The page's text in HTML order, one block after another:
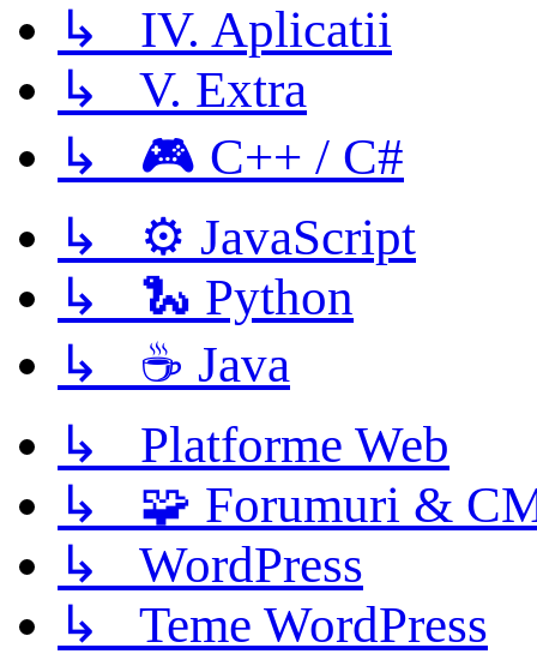
↳ IV. Aplicatii
↳ V. Extra
↳ 🎮 C++ / C#
↳ ⚙️ JavaScript
↳ 🐍 Python
↳ ☕ Java
↳ Platforme Web
↳ 🧩 Forumuri &
↳ WordPress
↳ Teme WordPress